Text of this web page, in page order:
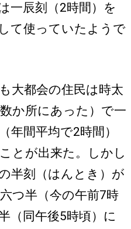
一辰刻（2時間）を
て使っていたようで
大都会の住民は時太
か所にあった）で一
年間平均で2時間）
とが出来た。しかし
半刻（はんとき）が
つ半（今の午前7時
（同午後5時頃）に